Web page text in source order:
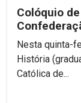
Colóquio
Nesta quinta-
História
Católica de...